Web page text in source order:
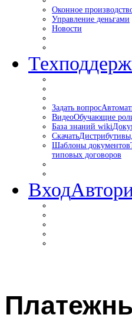
Оконное
Управление деньгами
Новости
Задать вопрос
ВидеоОбучающие
База знаний wiki
Скачать
Шаблоны документов
типовых договоров
Вход